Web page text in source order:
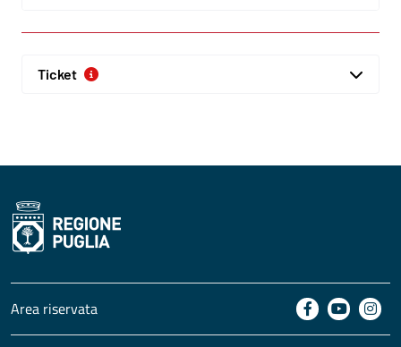
Ticket
Area riservata